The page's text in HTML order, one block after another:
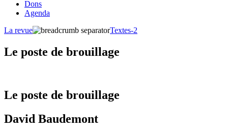
Dons
Agenda
La revue
Textes-2
Le poste de brouillage
Le poste de brouillage
David Baudemont